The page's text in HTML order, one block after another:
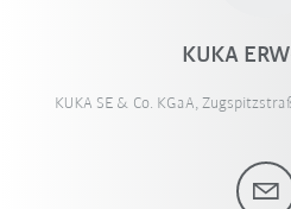
KUKA
KUKA SE & Co. KGaA,